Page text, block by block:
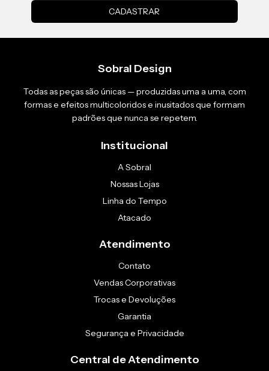
Sobral Design
Todas as peças são únicas — produzidas uma a uma, com
formas e efeitos multicoloridos e inusitados que formam
padrões que nunca se repetem.
Institucional
A Sobral
Nossas Lojas
Linha do Tempo
Atacado
Atendimento
Contato
Vendas Corporativas
Trocas e Devoluções
Garantia
Segurança e Privacidade
Central de Atendimento